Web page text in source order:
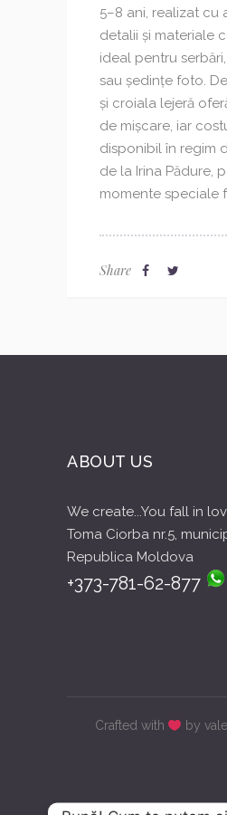
5–8 ani, realizat cu
detalii și materiale
ideal pentru
sau ședințe foto.
și croiala lejeră
de mișcare, iar
disponibil în regim
de la Irina Pădure,
momente speciale
Share
ABOUT US
We create...You fall in
Toma Ciorba nr.5,
Republica Moldova
+373-781-62-877
Crafted with by